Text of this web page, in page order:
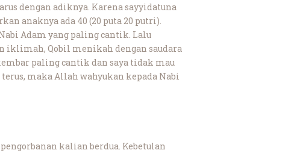
dengan adiknya. Karena sayyidatuna
anaknya ada 40 (20 puta 20 putri).
Adam yang paling cantik. Lalu
iklimah, Qobil menikah dengan saudara
paling cantik dan saya tidak mau
maka Allah wahyukan kepada Nabi
kalian berdua. Kebetulan